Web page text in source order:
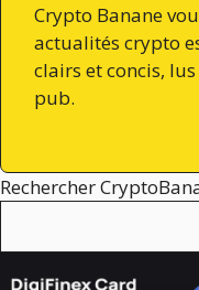
Crypto Banane
actualités crypto
clairs et concis,
pub.
Rechercher